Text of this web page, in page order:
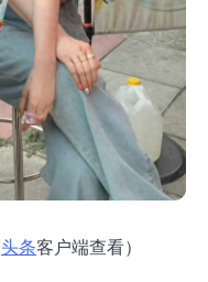
头条客户端查看）